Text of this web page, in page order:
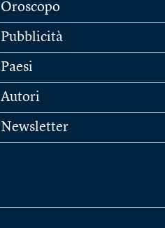
Oroscopo
Pubblicità
Paesi
Autori
Newsletter